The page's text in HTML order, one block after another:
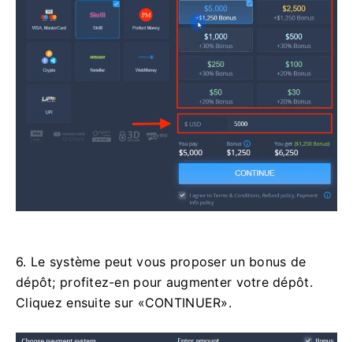
6. Le système peut vous proposer un bonus de
dépôt; profitez-en pour augmenter votre dépôt.
Cliquez ensuite sur «CONTINUER».